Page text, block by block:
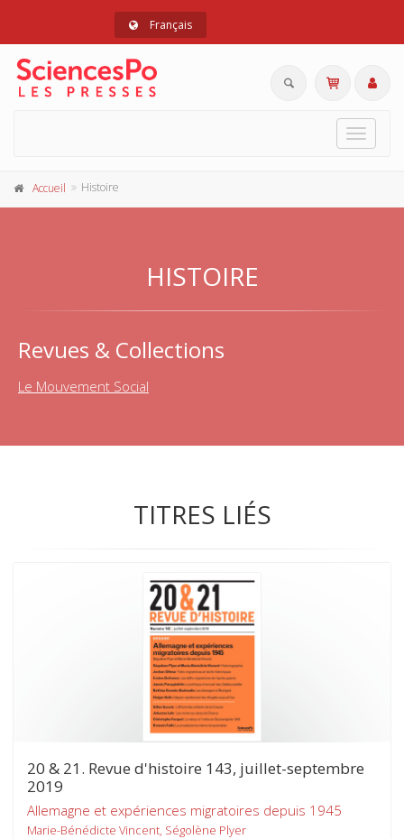
Français
Toggle
Accueil Histoire
HISTOIRE
Revues & Collections
Le Mouvement Social
TITRES LIÉS
20 & 21. Revue d'histoire 143, juillet-septembre
2019
Allemagne et expériences migratoires depuis 1945
Marie-Bénédicte Vincent, Ségolène Plyer